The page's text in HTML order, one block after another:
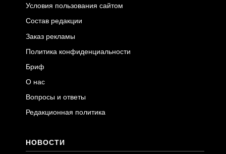
Условия пользования сайтом
Состав редакции
Заказ рекламы
Политика конфиденциальности
Бриф
О нас
Вопросы и ответы
Редакционная политика
НОВОСТИ